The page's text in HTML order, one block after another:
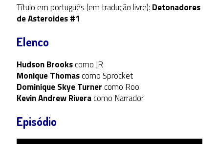
Título em português (em tradução livre): Detonadores
de Asteroides #1
Elenco
Hudson Brookscomo JR
Monique Thomascomo Sprocket
Dominique Skye Turnercomo Roo
Kevin Andrew Riveracomo Narrador
Episódio